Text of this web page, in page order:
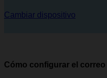
Cambiar dispositivo
Cómo configurar el